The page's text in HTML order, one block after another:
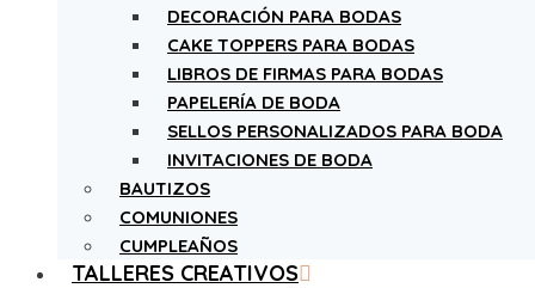
DECORACIÓN PARA BODAS
CAKE TOPPERS PARA BODAS
LIBROS DE FIRMAS PARA BODAS
PAPELERÍA DE BODA
SELLOS PERSONALIZADOS PARA BODA
INVITACIONES DE BODA
BAUTIZOS
COMUNIONES
CUMPLEAÑOS
TALLERES CREATIVOS